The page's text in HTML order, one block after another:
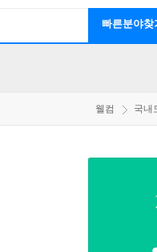
빠른분야찾
웰컴 국내